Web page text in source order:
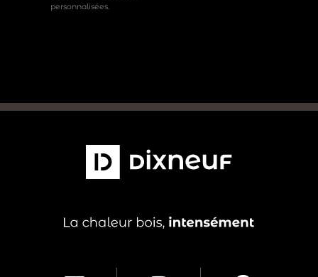
personnalisées.